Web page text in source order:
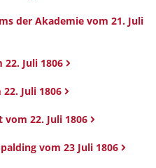
der Akademie vom 21. Juli
Juli 1806
Juli 1806
22. Juli 1806
vom 23 Juli 1806